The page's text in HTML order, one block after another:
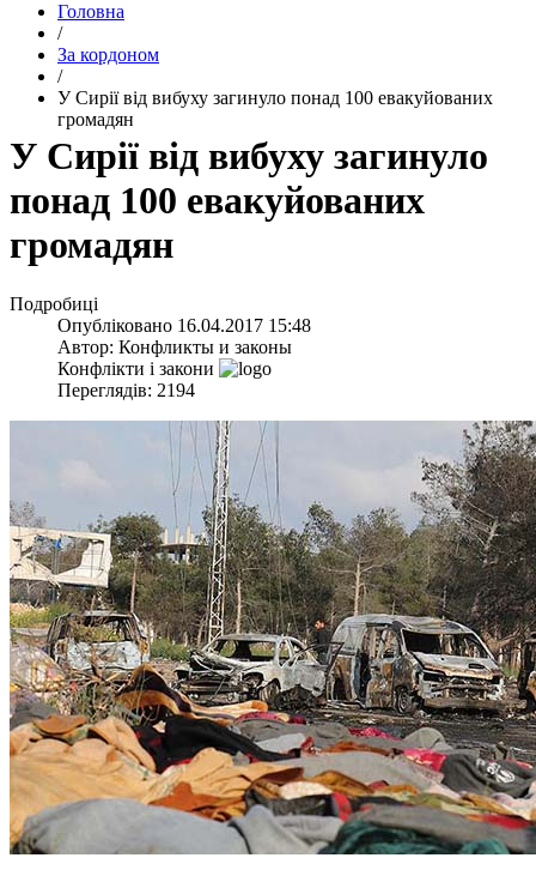
Головна
/
За кордоном
/
​У Сирії від вибуху загинуло понад 100 евакуйованих
громадян
​У Сирії від вибуху загинуло
понад 100 евакуйованих
громадян
Подробиці
Опубліковано 16.04.2017 15:48
Автор: Конфликты и законы
Конфлікти і закони
Переглядів: 2194